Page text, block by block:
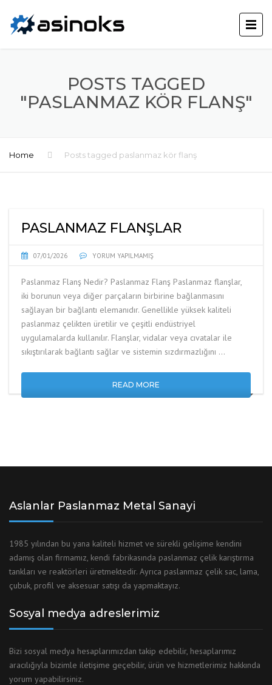
POSTS TAGGED
"PASLANMAZ KÖR FLANŞ"
Home Posts tagged paslanmaz kör flanş
PASLANMAZ FLANŞLAR
07/01/2026 YORUM YAPILMAMIŞ
Paslanmaz Flanş Nedir? Paslanmaz Flanş Paslanmaz flanşlar,
iki borunun veya diğer parçaların birbirine bağlanmasını
sağlayan bir bağlantı elemanıdır. Genellikle yüksek kaliteli
paslanmaz çelikten üretilir ve çeşitli endüstriyel
uygulamalarda kullanılır. Flanşlar, vidalar veya cıvatalar ile
sıkıştırılarak bağlantı sağlar ve sistemin sızdırmazlığını …
READ MORE
Aslanlar Paslanmaz Metal Sanayi
1985 yılından bu yana kaliteli hizmet ve sürekli gelişime kendini
adamış olan firmamız, kendi fabrikasında paslanmaz çelik karıştırma
tankları ve reaktörleri üretmektedir. Ayrıca paslanmaz çelik sac, lama,
çubuk, profil ve aksesuar satışı da yapmaktayız.
Sosyal medya adreslerimiz
Bizi sosyal medya hesaplarımızdan takip edebilir, hesaplarımız
aracılığıyla bizimle iletişime geçebilir, ürün ve hizmetlerimiz hakkında
yorum yapabilirsiniz.